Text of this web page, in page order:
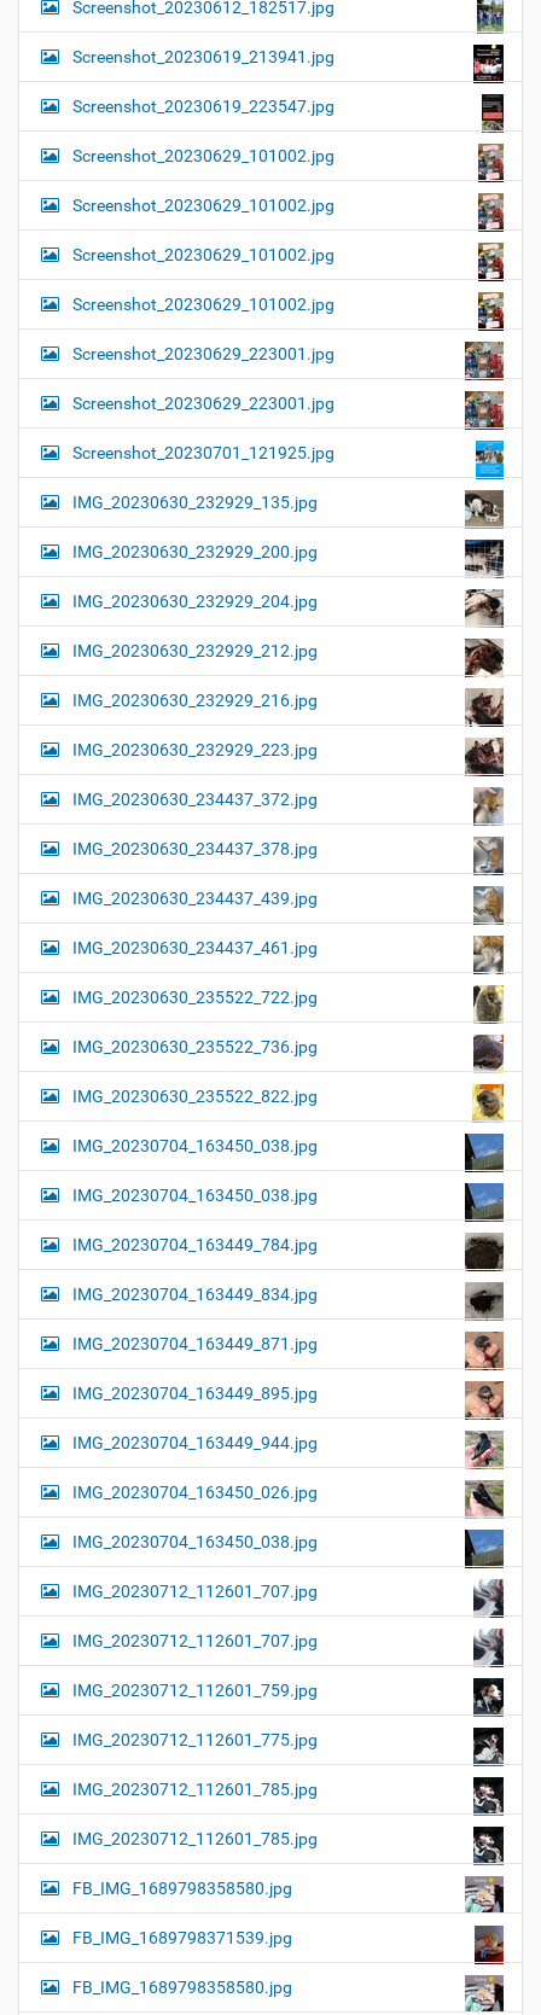
Screenshot_20230612_182517.jpg
Screenshot_20230619_213941.jpg
Screenshot_20230619_223547.jpg
Screenshot_20230629_101002.jpg
Screenshot_20230629_101002.jpg
Screenshot_20230629_101002.jpg
Screenshot_20230629_101002.jpg
Screenshot_20230629_223001.jpg
Screenshot_20230629_223001.jpg
Screenshot_20230701_121925.jpg
IMG_20230630_232929_135.jpg
IMG_20230630_232929_200.jpg
IMG_20230630_232929_204.jpg
IMG_20230630_232929_212.jpg
IMG_20230630_232929_216.jpg
IMG_20230630_232929_223.jpg
IMG_20230630_234437_372.jpg
IMG_20230630_234437_378.jpg
IMG_20230630_234437_439.jpg
IMG_20230630_234437_461.jpg
IMG_20230630_235522_722.jpg
IMG_20230630_235522_736.jpg
IMG_20230630_235522_822.jpg
IMG_20230704_163450_038.jpg
IMG_20230704_163450_038.jpg
IMG_20230704_163449_784.jpg
IMG_20230704_163449_834.jpg
IMG_20230704_163449_871.jpg
IMG_20230704_163449_895.jpg
IMG_20230704_163449_944.jpg
IMG_20230704_163450_026.jpg
IMG_20230704_163450_038.jpg
IMG_20230712_112601_707.jpg
IMG_20230712_112601_707.jpg
IMG_20230712_112601_759.jpg
IMG_20230712_112601_775.jpg
IMG_20230712_112601_785.jpg
IMG_20230712_112601_785.jpg
FB_IMG_1689798358580.jpg
FB_IMG_1689798371539.jpg
FB_IMG_1689798358580.jpg